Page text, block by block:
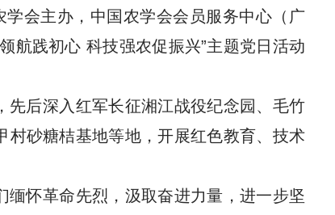
技评价
体标准
农业“火花技术”
科学普及
学会主办，中国农学会会员服务中心（广
航践初心 科技强农促振兴”主题党日活动
先后深入红军长征湘江战役纪念园、毛竹
村砂糖桔基地等地，开展红色教育、技术
缅怀革命先烈，汲取奋进力量，进一步坚